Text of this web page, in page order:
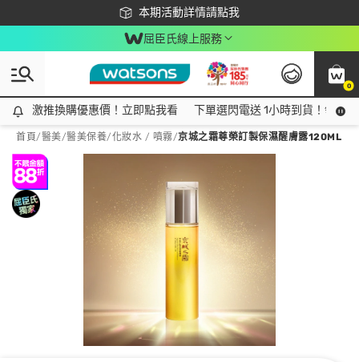
本期活動詳情請點我
下載app最高回饋$350
屈臣氏線上服務
0
激推換購優惠價！立即點我看
激推換購優惠價！立即點我看 下單選閃電送 1小時到貨！領神
首頁/醫美/醫美保養/化妝水 / 噴霧/京城之霜尊榮訂製保濕醒膚露120ML